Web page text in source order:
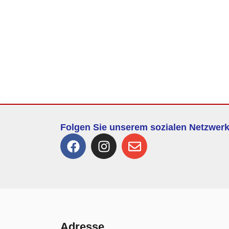
Folgen Sie unserem sozialen Netzwerk